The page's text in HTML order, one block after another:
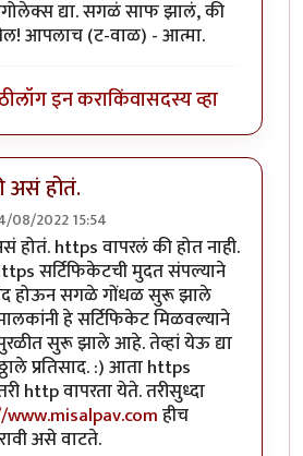
द्या. सगळं साफ झालं, की
आपलाच (ट-वाळ) - आत्मा.
लॉग इन कराकिंवासदस्य व्हा
असं होतं.
08/2022 15:54
होतं. https वापरलं की होत नाही.
सर्टिफिकेटची मुदत संपल्याने
होऊन सगळे गोंधळ सुरू झाले
हे सर्टिफिकेट मिळवल्याने
सुरू झाले आहे. तेव्हां येऊ द्या
प्रतिसाद. :) आता https
http वापरता येते. तरीसुध्दा
हीच
असे वाटते.